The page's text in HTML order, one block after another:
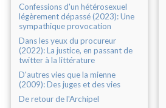
Confessions d'un hétérosexuel
légèrement dépassé (2023): Une
sympathique provocation
Dans les yeux du procureur
(2022): La justice, en passant de
twitter à la littérature
D'autres vies que la mienne
(2009): Des juges et des vies
De retour de l'Archipel